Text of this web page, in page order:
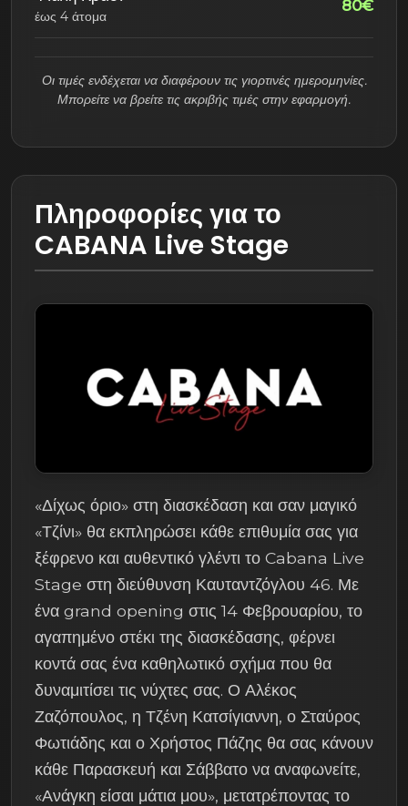
έως 4 άτομα
80€
Οι τιμές ενδέχεται να διαφέρουν τις γιορτινές ημερομηνίες.
Μπορείτε να βρείτε τις ακριβής τιμές στην εφαρμογή.
Πληροφορίες για το
CABANA Live Stage
«Δίχως όριο» στη διασκέδαση και σαν μαγικό
«Τζίνι» θα εκπληρώσει κάθε επιθυμία σας για
ξέφρενο και αυθεντικό γλέντι το Cabana Live
Stage στη διεύθυνση Καυταντζόγλου 46. Με
ένα grand opening στις 14 Φεβρουαρίου, το
αγαπημένο στέκι της διασκέδασης, φέρνει
κοντά σας ένα καθηλωτικό σχήμα που θα
δυναμιτίσει τις νύχτες σας. Ο Αλέκος
Ζαζόπουλος, η Τζένη Κατσίγιαννη, ο Σταύρος
Φωτιάδης και ο Χρήστος Πάζης θα σας κάνουν
κάθε Παρασκευή και Σάββατο να αναφωνείτε,
«Ανάγκη είσαι μάτια μου», μετατρέποντας το